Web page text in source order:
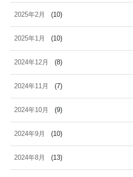
2025年2月 (10)
2025年1月 (10)
2024年12月 (8)
2024年11月 (7)
2024年10月 (9)
2024年9月 (10)
2024年8月 (13)